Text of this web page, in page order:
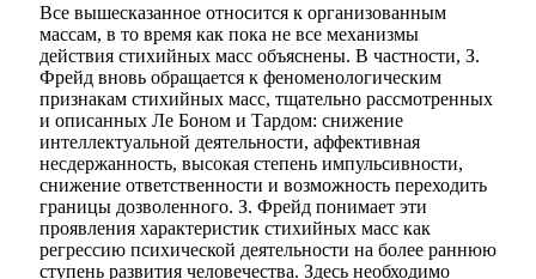
Все вышесказанное относится к организованным
массам, в то время как пока не все механизмы
действия стихийных масс объяснены. В частности, З.
Фрейд вновь обращается к феноменологическим
признакам стихийных масс, тщательно рассмотренных
и описанных Ле Боном и Тардом: снижение
интеллектуальной деятельности, аффективная
несдержанность, высокая степень импульсивности,
снижение ответственности и возможность переходить
границы дозволенного. З. Фрейд понимает эти
проявления характеристик стихийных масс как
регрессию психической деятельности на более раннюю
ступень развития человечества. Здесь необходимо